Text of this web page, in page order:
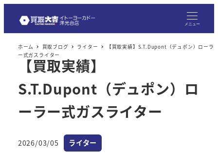
メニュー
ホーム 買取ブログ ライター
【買取実績】S.T.Dupont（デュポン）ローラ
ー式ガスライター
【買取実績】
S.T.Dupont（デュポン）ロ
ーラー式ガスライター
投稿日
2026/03/05 カテゴリー
ライター